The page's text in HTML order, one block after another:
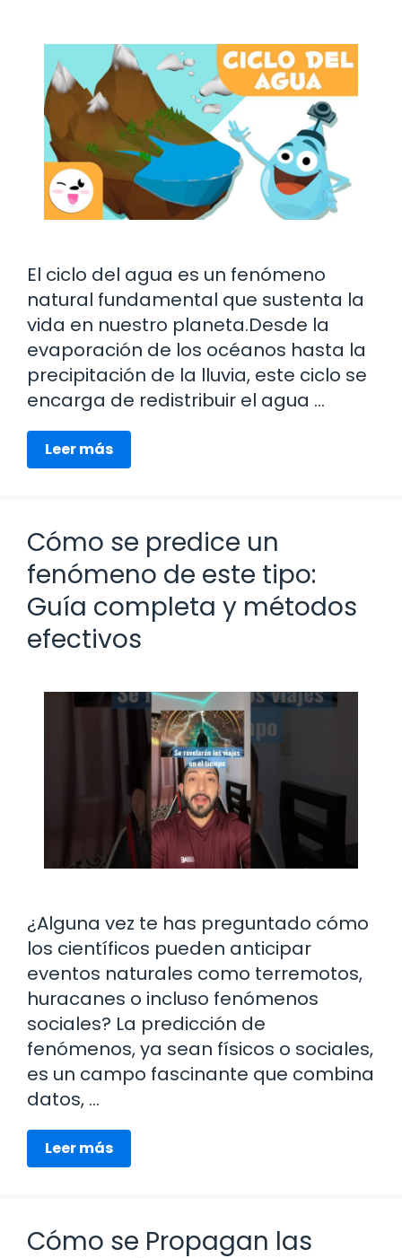
El ciclo del agua es un fenómeno
natural fundamental que sustenta la
vida en nuestro planeta.Desde la
evaporación de los océanos hasta la
precipitación de la lluvia, este ciclo se
encarga de redistribuir el agua …
Leer más
Cómo se predice un
fenómeno de este tipo:
Guía completa y métodos
efectivos
¿Alguna vez te has preguntado cómo
los científicos pueden anticipar
eventos naturales como terremotos,
huracanes o incluso fenómenos
sociales? La predicción de
fenómenos, ya sean físicos o sociales,
es un campo fascinante que combina
datos, …
Leer más
Cómo se Propagan las